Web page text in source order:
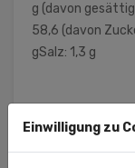
g (davon
58,6 (davon
gSalz: 1,3 g
Kulmbacher Str.
95512
Einwilligung zu